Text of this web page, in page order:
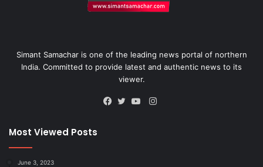
Simant Samachar is one of the leading news portal of northern
India. Committed to provide latest and authentic news to its
viewer.
Instagram
Most Viewed Posts
June 3, 2023